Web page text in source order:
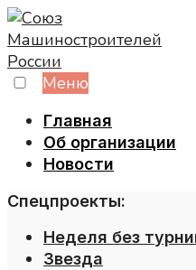
Skip
to
content
Меню
Главная
Об организации
Новости
Спецпроекты:
Неделя без
Звезда